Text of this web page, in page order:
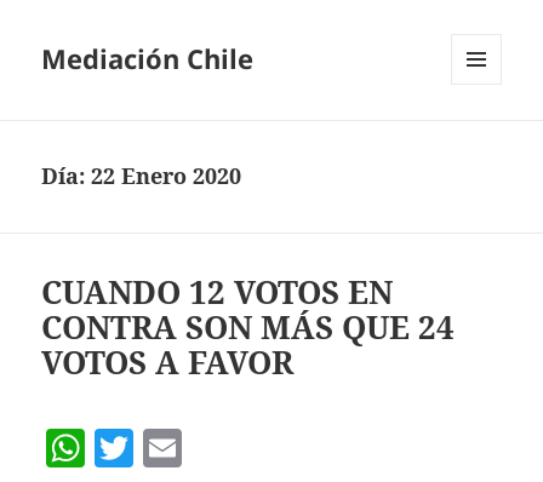
Mediación Chile
Día:22 Enero 2020
CUANDO 12 VOTOS EN
CONTRA SON MÁS QUE 24
VOTOS A FAVOR
W T